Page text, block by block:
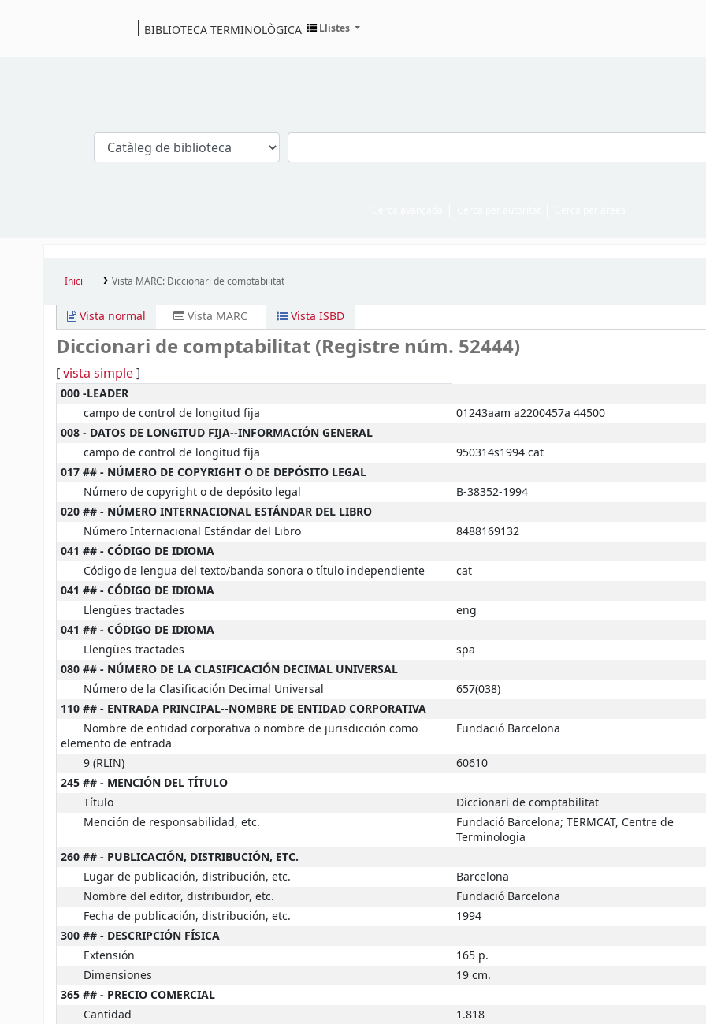
BIBLIOTECA TERMINOLÒGICA Llistes
Inici Vista MARC: Diccionari de comptabilitat
Vista normal Vista MARC Vista ISBD
Diccionari de comptabilitat (Registre núm. 52444)
[vista simple]
MARC details
000 -LEADER
campo de control de longitud fija
01243aam a2200457a 44500
008 - DATOS DE LONGITUD FIJA--INFORMACIÓN GENERAL
campo de control de longitud fija
950314s1994 cat
017 ## - NÚMERO DE COPYRIGHT O DE DEPÓSITO LEGAL
Número de copyright o de depósito legal
B-38352-1994
020 ## - NÚMERO INTERNACIONAL ESTÁNDAR DEL LIBRO
Número Internacional Estándar del Libro
8488169132
041 ## - CÓDIGO DE IDIOMA
Código de lengua del texto/banda sonora o título independiente
cat
041 ## - CÓDIGO DE IDIOMA
Llengües tractades
eng
041 ## - CÓDIGO DE IDIOMA
Llengües tractades
spa
080 ## - NÚMERO DE LA CLASIFICACIÓN DECIMAL UNIVERSAL
Número de la Clasificación Decimal Universal
657(038)
110 ## - ENTRADA PRINCIPAL--NOMBRE DE ENTIDAD CORPORATIVA
Nombre de entidad corporativa o nombre de jurisdicción como
elemento de entrada
Fundació Barcelona
9 (RLIN)
60610
245 ## - MENCIÓN DEL TÍTULO
Título
Diccionari de comptabilitat
Mención de responsabilidad, etc.
Fundació Barcelona; TERMCAT, Centre de
Terminologia
260 ## - PUBLICACIÓN, DISTRIBUCIÓN, ETC.
Lugar de publicación, distribución, etc.
Barcelona
Nombre del editor, distribuidor, etc.
Fundació Barcelona
Fecha de publicación, distribución, etc.
1994
300 ## - DESCRIPCIÓN FÍSICA
Extensión
165 p.
Dimensiones
19 cm.
365 ## - PRECIO COMERCIAL
Cantidad
1.818